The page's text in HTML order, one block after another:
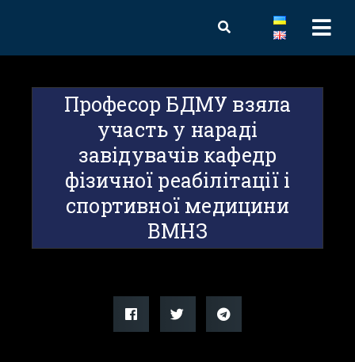
Професор БДМУ взяла
участь у нараді
завідувачів кафедр
фізичної реабілітації і
спортивної медицини
ВМНЗ